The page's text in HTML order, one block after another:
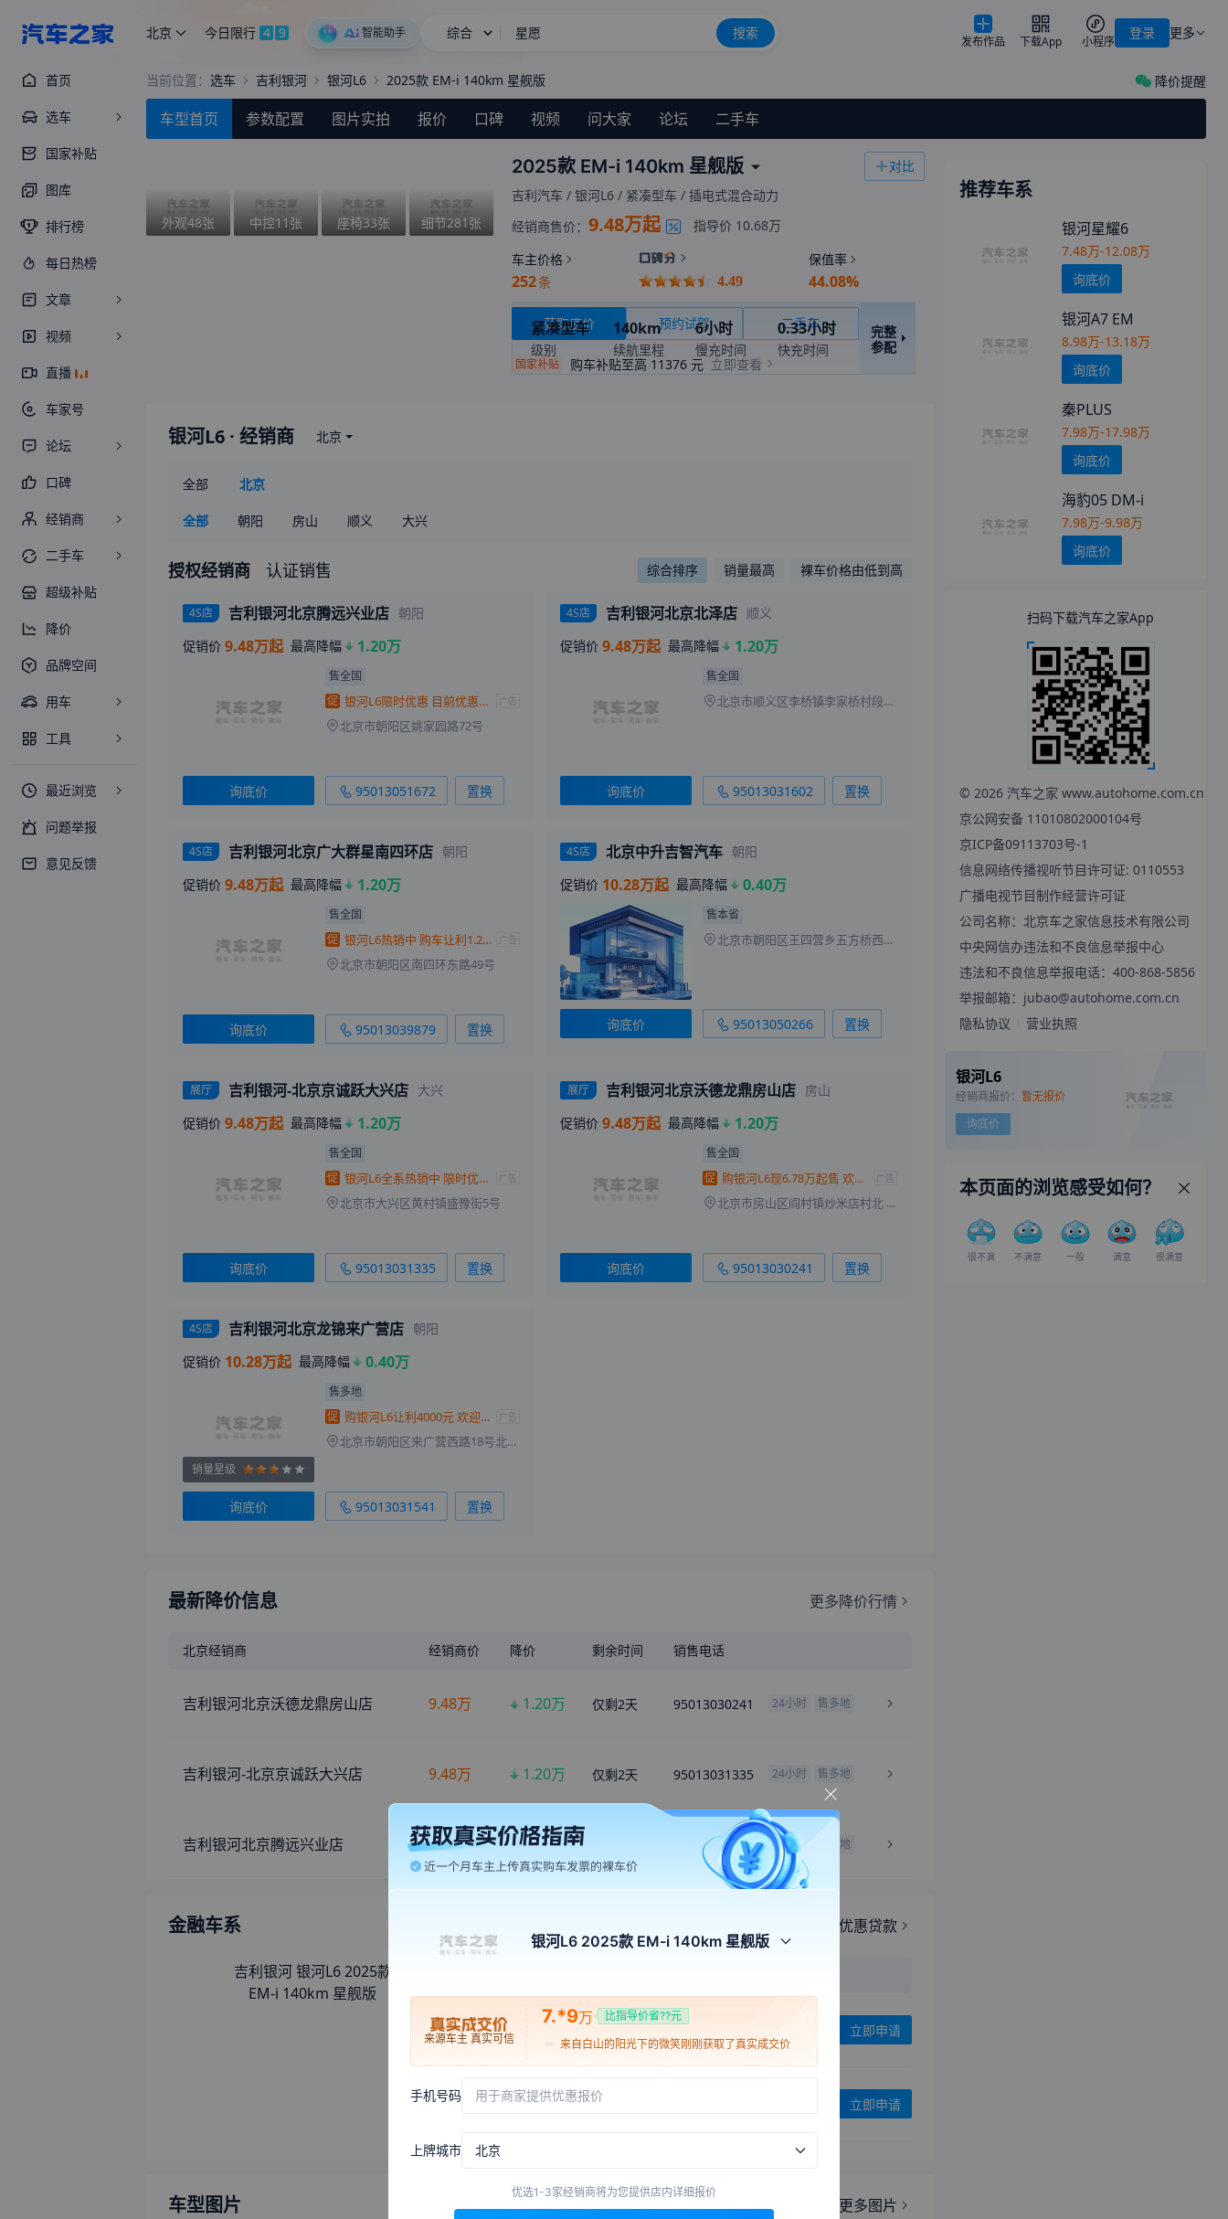
北京 今日限行 4 9 智能助手 综合 星愿 搜索 更多
登录
发布作品 下载App 小程序
首页
选车
国家补贴
图库
排行榜
每日热榜
文章
视频
直播
车家号
论坛
口碑
经销商
二手车
超级补贴
降价
品牌空间
用车
工具
最近浏览
问题举报
意见反馈
当前位置： 选车 吉利银河 银河L6 2025款 EM-i 140km 星舰版 降价提醒
车型首页 参数配置 图片实拍 报价 口碑 视频 问大家 论坛 二手车
外观48张 中控11 张 座椅33张 细节281 张
2025款 EM-i 140km 星舰版
对比
吉利汽车 / 银河L6 / 紧凑型车 / 插电式混合动力
经销商售价： 9.48万起 指导价 10.68万
车主价格
252条 4.49
保值率
44.08%
获取底价 预约试驾 二手车
国家补贴 购车补贴至高 11376 元 立即查看
紧凑型车
级别
140km
续航里程
6小时
慢充时间
0.33小时
快充时间
完整
参配
银河L6 · 经销商 北京
全部 北京
全部 朝阳 房山 顺义 大兴
授权经销商 认证销售 综合排序 销量最高 裸车价格由低到高
4S店 吉利银河北京腾远兴业店 朝阳
促销价 9.48万起 最高降幅 1.20万
售全国
促
银河L6限时优惠 目前优惠高达1.2万 广告
北京市朝阳区姚家园路72号
询底价 95013051672 置换
4S店 吉利银河北京北泽店 顺义
促销价 9.48万起 最高降幅 1.20万
售全国
北京市顺义区李桥镇李家桥村段通顺路4号
询底价 95013031602 置换
4S店 吉利银河北京广大群星南四环店 朝阳
促销价 9.48万起 最高降幅 1.20万
售全国
促
银河L6热销中 购车让利1.2万元 广告
北京市朝阳区南四环东路49号
询底价 95013039879 置换
4S店 北京中升吉智汽车 朝阳
促销价 10.28万起 最高降幅 0.40万
售本省
北京市朝阳区王四营乡五方桥西南角北京方润物业E2区一层25、27、29、31、荪翌特 憬45号、E3区一层经、
询底价 95013050266 置换
展厅 吉利银河-北京京诚跃大兴店 大兴
促销价 9.48万起 最高降幅 1.20万
售全国
促
银河L6全系热销中 限时优惠高达1.2万 广告
北京市大兴区黄村镇盛豫街5号
询底价 95013031335 置换
展厅 吉利银河北京沃德龙鼎房山店 房山
促销价 9.48万起 最高降幅 1.20万
售全国
促
购银河L6现6.78万起售 欢迎到店垂询 广告
北京市房山区阎村镇炒米店村北 一层2号
询底价 95013030241 置换
4S店 吉利银河北京龙锦来广营店 朝阳
促销价 10.28万起 最高降幅 0.40万
销量星级
售多地
促
购银河L6让利4000元 欢迎莅临赏鉴 广告
北京市朝阳区来广营西路18号北侧一层101室
询底价 95013031541 置换
最新降价信息 更多降价行情
北京经销商 经销商价 降价 剩余时间 销售电话
吉利银河北京沃德龙鼎房山店 9.48万 1.20万 仅剩2天 95013030241 24小时 售多地
吉利银河-北京京诚跃大兴店 9.48万 1.20万 仅剩2天 95013031335 24小时 售多地
吉利银河北京腾远兴业店 9.48万 1.20万 95013051672 24小时 售多地
金融车系 更多优惠贷款
吉利银河 银河L6 2025款
EM-i 140km 星舰版
低首付 3.2万 立即申请
低月供 7.48万 立即申请
车型图片 外观 中控 更多图片
推荐车系
银河星耀6
7.48万-12.08万
询底价
银河A7 EM
8.98万-13.18万
询底价
秦PLUS
7.98万-17.98万
询底价
海豹05 DM-i
7.98万-9.98万
询底价
扫码下载汽车之家App
© 2026汽车之家 www.autohome.com.cn
京公网安备 11010802000104号
京ICP备09113703号-1
信息网络传播视听节目许可证: 0110553
广播电视节目制作经营许可证
公司名称：北京车之家信息技术有限公司
中央网信办违法和不良信息举报中心
违法和不良信息举报电话：400-868-5856
举报邮箱：jubao@autohome.com.cn
隐私协议
营业执照
银河L6
经销商报价： 暂无报价
询底价
本页面的浏览感受如何？
很不满 不满意 一般 满意 很满意
银河L6 2025款 EM-i 140km 星舰版
来源车主 真实可信
7.*9万 比指导价省??元
来自 张掖的千行泪刚刚获取了真实成交价
来自白山 的阳光下的微笑刚刚获取了真实成交价
来自平凉的你好你好你好刚刚获取了真实成交价
来自漯河
来自 萍乡 的 海豚湾转角 刚刚获取了真实成交价
来自黔西南的萌萌哒小公举刚刚获取了真实成交价
手机号码 用于商家提供优惠报价
上牌城市 北京
优选1-3家经销商将为您提供店内详细报价